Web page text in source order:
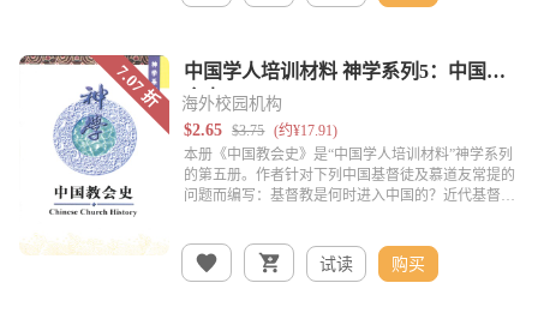
海外校园机构
试读 购买